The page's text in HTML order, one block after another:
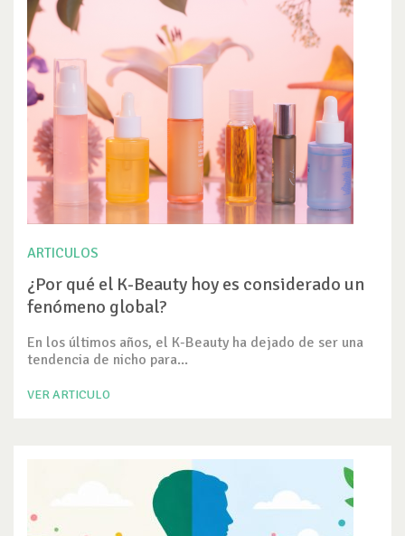
ARTICULOS
¿Por qué el K-Beauty hoy es considerado un
fenómeno global?
En los últimos años, el K-Beauty ha dejado de ser una
tendencia de nicho para...
VER ARTICULO